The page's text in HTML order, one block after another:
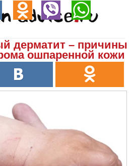
дерматит – причины
ошпаренной кожи